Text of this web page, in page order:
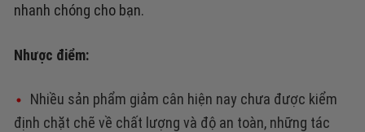
nhanh chóng cho bạn.
Nhược điểm:
Nhiều sản phẩm giảm cân hiện nay chưa được kiểm
định chặt chẽ về chất lượng và độ an toàn, những tác